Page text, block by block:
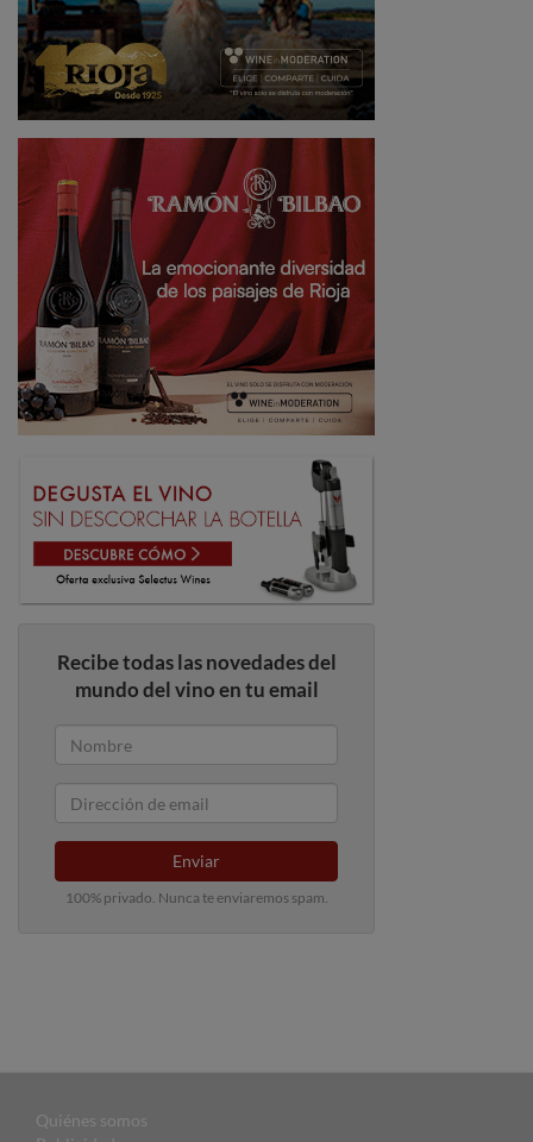
Recibe todas las novedades del
mundo del vino en tu email
Enviar
100% privado. Nunca te enviaremos spam.
Quiénes somos